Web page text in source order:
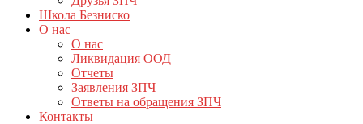
Школа Безниско
О нас
О нас
Ликвидация ООД
Отчеты
Заявления ЗПЧ
Ответы на обращения ЗПЧ
Контакты